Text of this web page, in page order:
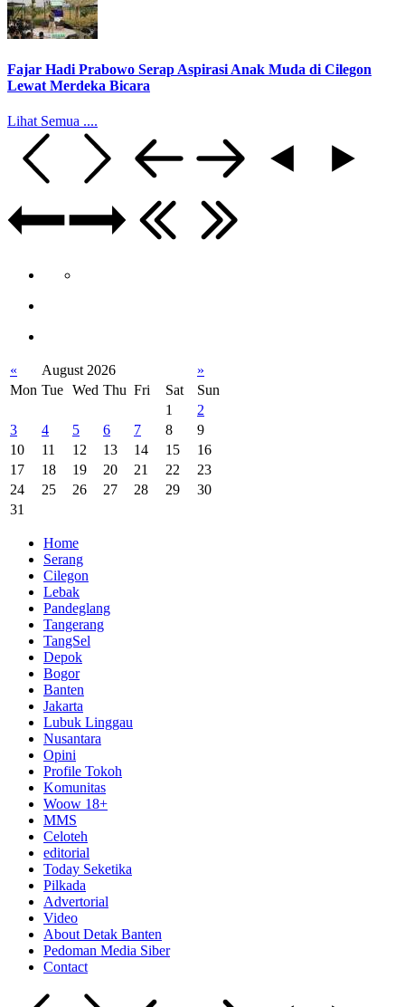
Fajar Hadi Prabowo Serap Aspirasi Anak Muda di Cilegon
Lewat Merdeka Bicara
Lihat Semua ....
« August 2026
»
Mon Tue Wed Thu Fri Sat
Sun
1
2
3
4 5 6 7 8
9
10
11 12 13 14 15
16
17
18 19 20 21 22
23
24
25 26 27 28 29
30
31
Home
Serang
Cilegon
Lebak
Pandeglang
Tangerang
TangSel
Depok
Bogor
Banten
Jakarta
Lubuk Linggau
Nusantara
Opini
Profile Tokoh
Komunitas
Woow 18+
MMS
Celoteh
editorial
Today Seketika
Pilkada
Advertorial
Video
About Detak Banten
Pedoman Media Siber
Contact